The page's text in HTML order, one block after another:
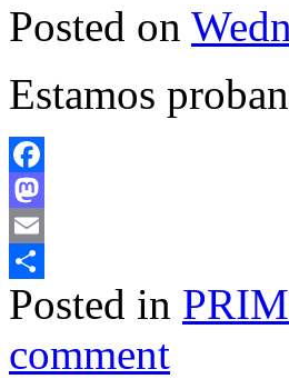
Posted on
Estamos
Facebook
Mastodon
Email
Share
Posted in
comment